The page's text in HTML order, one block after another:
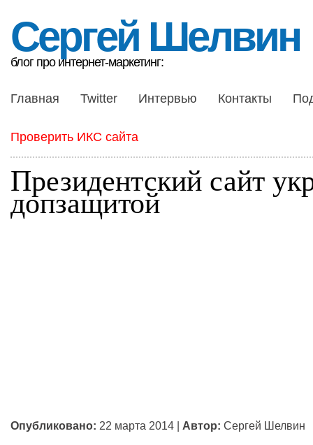
Сергей Шелвин
блог про интернет-маркетинг:
Главная Twitter Интервью Контакты
Проверить ИКС сайта
Президентский сайт
допзащитой
Опубликовано: 22 марта 2014 | Автор: Сергей Шелвин